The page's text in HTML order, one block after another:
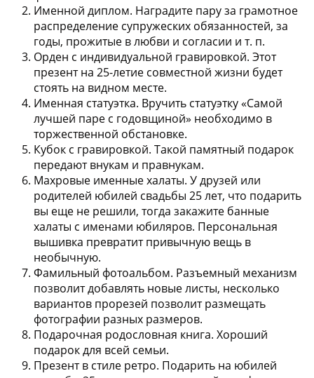
Именной диплом. Наградите пару за грамотное
распределение супружеских обязанностей, за
годы, прожитые в любви и согласии и т. п.
Орден с индивидуальной гравировкой. Этот
презент на 25-летие совместной жизни будет
стоять на видном месте.
Именная статуэтка. Вручить статуэтку «Самой
лучшей паре с годовщиной» необходимо в
торжественной обстановке.
Кубок с гравировкой. Такой памятный подарок
передают внукам и правнукам.
Махровые именные халаты. У друзей или
родителей юбилей свадьбы 25 лет, что подарить
вы еще не решили, тогда закажите банные
халаты с именами юбиляров. Персональная
вышивка превратит привычную вещь в
необычную.
Фамильный фотоальбом. Разъемный механизм
позволит добавлять новые листы, несколько
вариантов прорезей позволит размещать
фотографии разных размеров.
Подарочная родословная книга. Хороший
подарок для всей семьи.
Презент в стиле ретро. Подарить на юбилей